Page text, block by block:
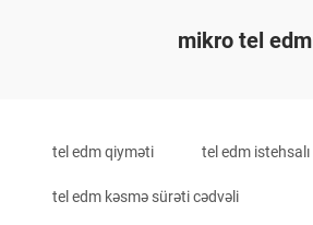
mikro tel edm
tel edm qiyməti tel edm istehsalı
tel edm kəsmə sürəti cədvəli